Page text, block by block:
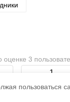
пользоваться
оценке 3
1